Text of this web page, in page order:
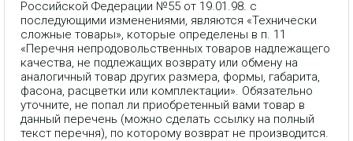
Российской Федерации №55 от 19.01.98. с
последующими изменениями, являются «Технически
сложные товары», которые определены в п. 11
«Перечня непродовольственных товаров надлежащего
качества, не подлежащих возврату или обмену на
аналогичный товар других размера, формы, габарита,
фасона, расцветки или комплектации». Обязательно
уточните, не попал ли приобретенный вами товар в
данный перечень (можно сделать ссылку на полный
текст перечня), по которому возврат не производится.